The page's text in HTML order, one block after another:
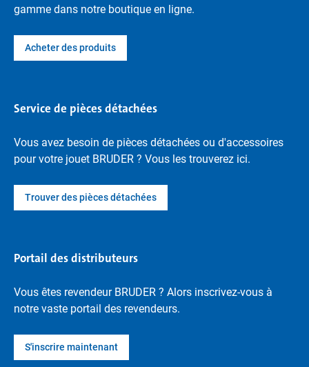
gamme dans notre boutique en ligne.
Acheter des produits
Service de pièces détachées
Vous avez besoin de pièces détachées ou d'accessoires
pour votre jouet BRUDER ? Vous les trouverez ici.
Trouver des pièces détachées
Portail des distributeurs
Vous êtes revendeur BRUDER ? Alors inscrivez-vous à
notre vaste portail des revendeurs.
S'inscrire maintenant